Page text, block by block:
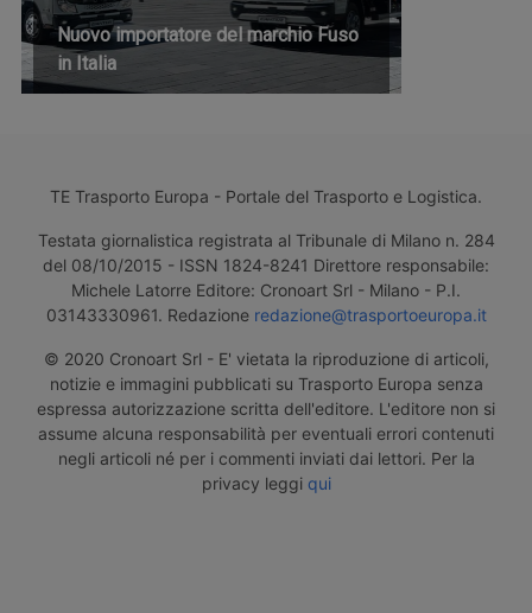
Nuovo importatore del marchio Fuso
in Italia
TE Trasporto Europa - Portale del Trasporto e Logistica.
Testata giornalistica registrata al Tribunale di Milano n. 284
del 08/10/2015 - ISSN 1824-8241 Direttore responsabile:
Michele Latorre Editore: Cronoart Srl - Milano - P.I.
03143330961. Redazione redazione@trasportoeuropa.it
© 2020 Cronoart Srl - E' vietata la riproduzione di articoli,
notizie e immagini pubblicati su Trasporto Europa senza
espressa autorizzazione scritta dell'editore. L'editore non si
assume alcuna responsabilità per eventuali errori contenuti
negli articoli né per i commenti inviati dai lettori. Per la
privacy leggi qui